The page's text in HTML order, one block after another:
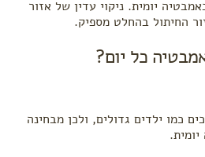
יומית. ניקוי עדין של אזור
החיתול בהחלט מספיק.
כל יום?
כמו ילדים גדולים, ולכן מבחינה